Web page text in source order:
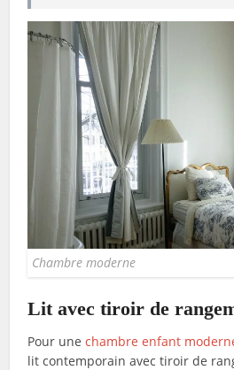
Chambre moderne
Lit avec tiroir de
Pour unechambre enfant
lit contemporain avec tiroir de